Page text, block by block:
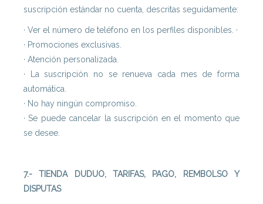
suscripción estándar no cuenta, descritas seguidamente:
· Ver el número de teléfono en los perfiles disponibles. ·
· Promociones exclusivas.
· Atención personalizada.
· La suscripción no se renueva cada mes de forma
automática.
· No hay ningún compromiso.
· Se puede cancelar la suscripción en el momento que
se desee.
7.- TIENDA DUDUO, TARIFAS, PAGO, REMBOLSO Y
DISPUTAS